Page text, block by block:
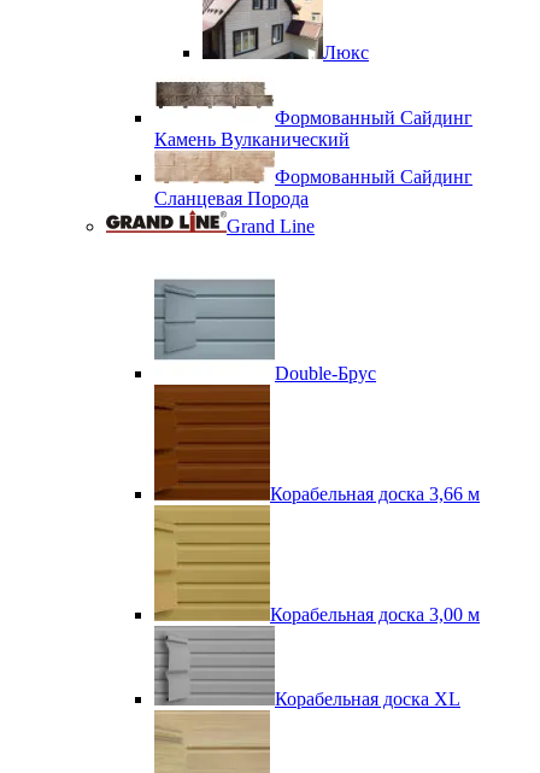
Люкс
Формованный Сайдинг
Камень Вулканический
Формованный Сайдинг
Сланцевая Порода
Grand Line
Double-Брус
Корабельная доска 3,66 м
Корабельная доска 3,00 м
Корабельная доска XL